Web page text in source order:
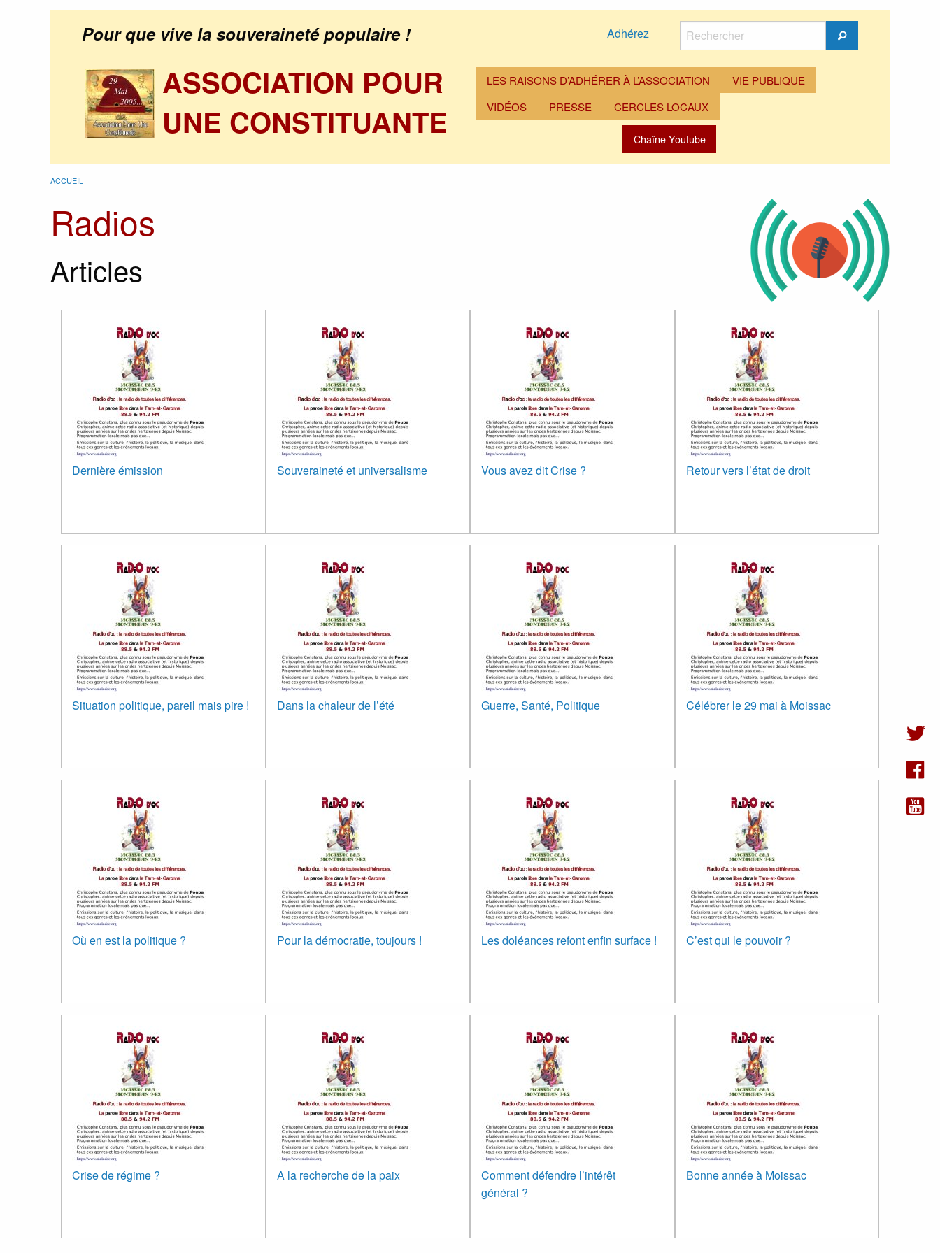
Pour que vive la souveraineté populaire ! Adhérez
Rechercher
Rechercher
ASSOCIATION POUR
UNE CONSTITUANTE
LES RAISONS D’ADHÉRER À L’ASSOCIATION
VIE PUBLIQUE
VIDÉOS
PRESSE CERCLES LOCAUX
Chaîne Youtube
ACCUEIL
Radios
Articles
Dernière émission Souveraineté et universalisme Vous avez dit Crise ? Retour vers l’état de droit
Situation politique, pareil mais pire ! Dans la chaleur de l’été Guerre, Santé, Politique Célébrer le 29 mai à Moissac
Où en est la politique ? Pour la démocratie, toujours ! Les doléances refont enfin surface ! C’est qui le pouvoir ?
Crise de régime ? A la recherche de la paix
Comment défendre l’intérêt
général ?
Bonne année à Moissac